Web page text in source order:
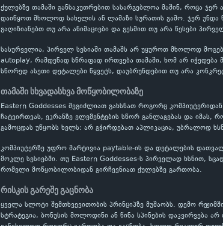
ქულებზე თამაში განსაკუთრებით სასარგებლოა მაშინ, როცა
დაიწყოთ მხოლოდ სახელის ან ლამაზი სურათის გამო. ჯერ უნდა
გაღიზიანებთ თუ არა ანიმაციები და გესმით თუ არა წესები
სასურველია, პირველ სესიაში თამაშს არ უყუროთ მხოლოდ
autoplay, რამდენად სწრაფად ირთვება თამაში, ხომ არ
სწორედ ასეთი დეტალები წყვეტს, დაუბრუნდებით თუ არა
თამაში სხვადასხვა მოწყობილობაზე
Eastern Goddesses შეგიძლიათ გახსნათ როგორც
ჩატვირთვას, ეკრანზე ელემენტების სწორ განლაგებას და
გამოცდას უწყობს ხელს: არ გჭირდებათ აპლიკაცია, უბრალოდ
კომპიუტერზე უფრო მარტივია paytable-ის და დეტალების
მოკლე სესიებში. თუ Eastern Goddesses-ს პირველად ხსნით,
რომელი მოწყობილობიდან გირჩევნიათ ქულებზე გართობა.
რისკის გარეშე გაცნობა
ყველა სლოტი შემთხვევითობის პრინციპზე მუშაობს. დემო
სტრატეგია, ბონუსის მოლოდინი ან წინა სპინების დაკვირვება